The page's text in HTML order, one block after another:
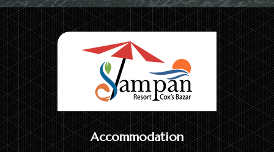
Accommodation